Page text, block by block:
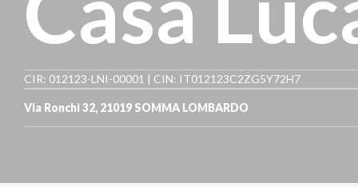
CIR: 012123-LNI-00001 | CIN: IT012123C2ZG5Y72H7
Via Ronchi 32, 21019 SOMMA LOMBARDO